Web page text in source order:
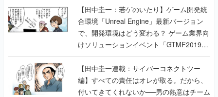
【田中圭一：若ゲのいたり】ゲーム開発統
合環境「Unreal Engine」最新バージョン
で、開発環境はどう変わる？ ゲーム業界向
けソリューションイベント「GTMF2019」
に行って、より理解を深めよう【PR】
【田中圭一連載：サイバーコネクトツー
編】すべての責任はオレが取る。だから、
付いてきてくれないか──男の熱意はチーム